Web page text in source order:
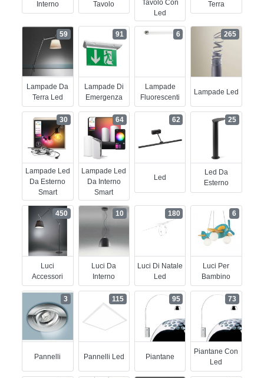
Interno
Tavolo
Tavolo Con
Led
Terra
Lampade Da
Terra Led
59
Lampade Di
Emergenza
91
Lampade
Fluorescenti
6
Lampade Led
265
Lampade Led
Da Esterno
Smart
30
Lampade Led
Da Interno
Smart
64
Led
62
Led Da
Esterno
25
Luci
Accessori
450
Luci Da
Interno
10
Luci Di Natale
Led
180
Luci Per
Bambino
6
Pannelli
3
Pannelli Led
115
Piantane
95
Piantane Con
Led
73